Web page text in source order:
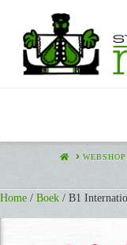
HOMEWEBSHOP
Home / Boek / B1